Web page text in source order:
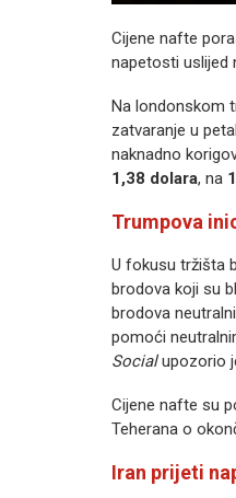
Cijene nafte
napetosti uslijed
Na londonskom
zatvaranje u
naknadno
1,38 dolara, na
Trumpova
U fokusu tržišta
brodova koji su
brodova
pomoći
Socialupozorio
Cijene nafte su
Teherana o
Iran prijeti